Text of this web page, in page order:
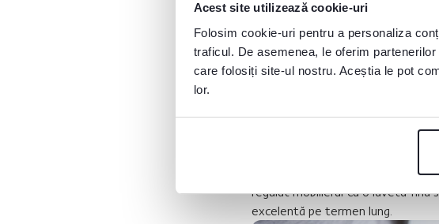
Acest site utilizează cookie-uri
Folosim cookie-uri pentru a personaliza
traficul. De asemenea, le oferim
care folosiți site-ul nostru. Aceștia le pot
lor.
3. Ignorarea
Praful și murdăria pot deteriora
praful se acumulează și
regulat mobilierul cu o lavetă fină
excelentă pe termen lung.